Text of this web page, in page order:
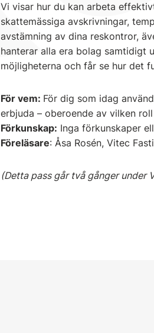
Vi visar hur du kan arbeta
skattemässiga avskrivningar,
avstämning av dina reskontror,
hanterar alla era bolag samtidigt
möjligheterna och får se hur det
För vem: För dig som idag
erbjuda – oberoende av vilken
Förkunskap: Inga förkunskaper
Föreläsare: Åsa Rosén, Vitec
(Detta pass går två gånger under